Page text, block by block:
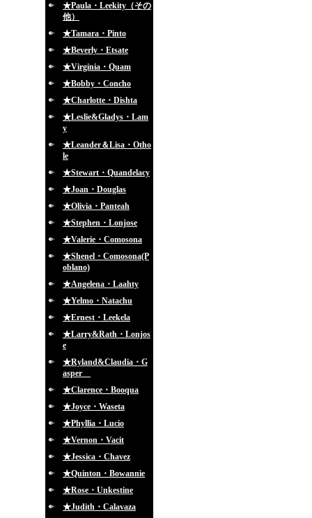
★Paula・Leekity（その
他）
★Tamara・Pinto
★Beverly・Etsate
★Virginia・Quam
★Bobby・Concho
★Charlotte・Dishta
★Leslie&Gladys・Lam
y
★Leander＆Lisa・Otho
le
★Stewart・Quandelacy
★Joan・Douglas
★Olivia・Panteah
★Stephen・Lonjose
★Valerie・Comosona
★Shenel・Comosona(P
oblano)
★Angelena・Laahty
★Yelmo・Natachu
★Ernest・Leekela
★Larry&Rath・Lonjos
e
★Ryland&Claudia・G
asper
★Clarence・Booqua
★Joyce・Waseta
★Phyllia・Lucio
★Vernon・Vacit
★Jessica・Chavez
★Quinton・Bowannie
★Rose・Unkestine
★Judith・Calavaza